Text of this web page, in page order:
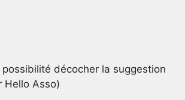
possibilité décocher la suggestion
Hello Asso)